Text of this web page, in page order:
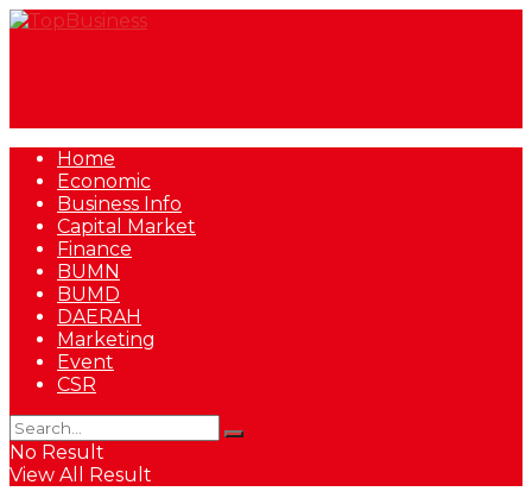
Home
Economic
Business Info
Capital Market
Finance
BUMN
BUMD
DAERAH
Marketing
Event
CSR
No Result
View All Result